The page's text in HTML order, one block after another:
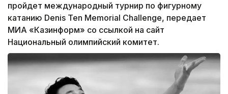
пройдет международный турнир по фигурному
катанию Denis Ten Memorial Challenge, передает
МИА «Казинформ» со ссылкой на сайт
Национальный олимпийский комитет.